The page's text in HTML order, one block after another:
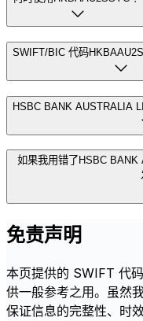
SWIFT/BIC 代码
HSBC BANK AUSTRALIA
如果我用错了HSBC
免责声明
本页提供的 SWIFT 代
供一般参考之用。虽然
保证信息的完整性、时